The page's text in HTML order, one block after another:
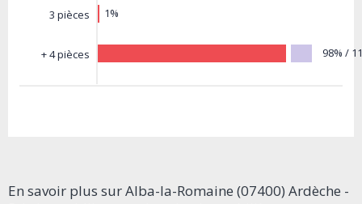
3 pièces
+ 4 pièces
1%
98% /
En savoir plus sur Alba-la-Romaine (07400) Ardèche -